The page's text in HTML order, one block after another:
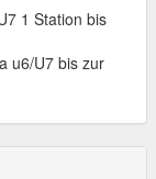
1 Station bis
u6/U7 bis zur